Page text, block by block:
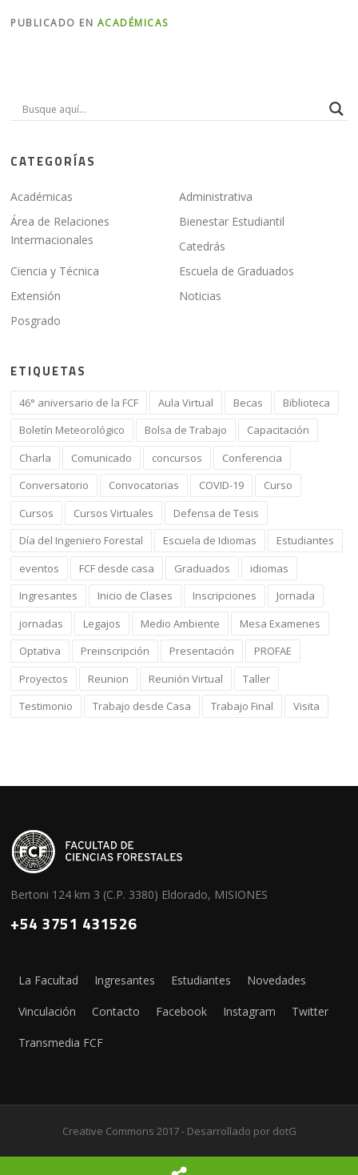
PUBLICADO EN ACADÉMICAS
CATEGORÍAS
Académicas
Administrativa
Área de Relaciones
Intermacionales
Bienestar Estudiantil
Catedrás
Ciencia y Técnica
Escuela de Graduados
Extensión
Noticias
Posgrado
ETIQUETAS
46° aniversario de la FCF Aula Virtual Becas
Biblioteca
Boletín Meteorológico
Bolsa de Trabajo
Capacitación
Charla
Comunicado concursos
Conferencia
Conversatorio
Convocatorias COVID-19
Curso
Cursos
Cursos Virtuales
Defensa de Tesis
Día del Ingeniero Forestal
Escuela de Idiomas
Estudiantes
eventos
FCF desde casa Graduados
idiomas
Ingresantes
Inicio de Clases Inscripciones
Jornada
jornadas
Legajos Medio Ambiente
Mesa Examenes
Optativa
Preinscripción Presentación
PROFAE
Proyectos
Reunion Reunión Virtual
Taller
Testimonio
Trabajo desde Casa Trabajo Final Visita
Bertoni 124 km 3 (C.P. 3380) Eldorado, MISIONES
+54 3751 431526
La Facultad Ingresantes Estudiantes Novedades
Vinculación Contacto Facebook Instagram Twitter
Transmedia FCF
Creative Commons 2017 - Desarrollado por dotG
Screenr parallax themepor FameThemes